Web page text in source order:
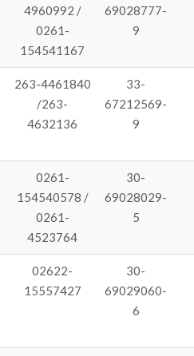
4960992 /
0261-
154541167
69028777-
9
263-4461840
/263-
4632136
33-
67212569-
9
0261-
154540578 /
0261-
4523764
30-
69028029-
5
02622-
15557427
30-
69029060-
6